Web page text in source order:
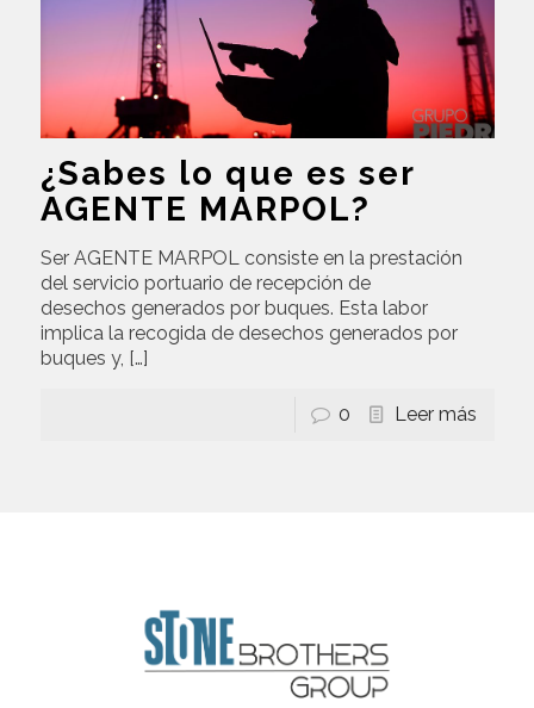
¿Sabes lo que es ser
AGENTE MARPOL?
Ser AGENTE MARPOL consiste en la prestación
del servicio portuario de recepción de
desechos generados por buques. Esta labor
implica la recogida de desechos generados por
buques y, […]
0 Leer más